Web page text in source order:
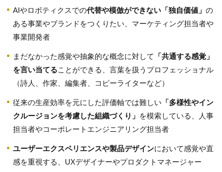
AIやロボティクスでの代替や模倣ができない「独自価値」 の
ある事業やブランドをつくりたい、マーケティング担当者や
事業開発者
まだなかった感覚や抽象的な概念に対して
「共通する感覚」
を言い当てることができる、言葉を扱うプロフェッショナル
（詩人、作家、編集者、コピーライターなど）
従来の生産効率を元にした評価軸では難しい 「多様性やイン
クルージョンを考慮した組織づくり」 を模索している、人事
担当者やコーポレートエンジニアリング担当者
ユーザーエクスペリエンスや製品デザインにおいて感覚や直
感を重視する、UXデザイナーやプロダクトマネージャー